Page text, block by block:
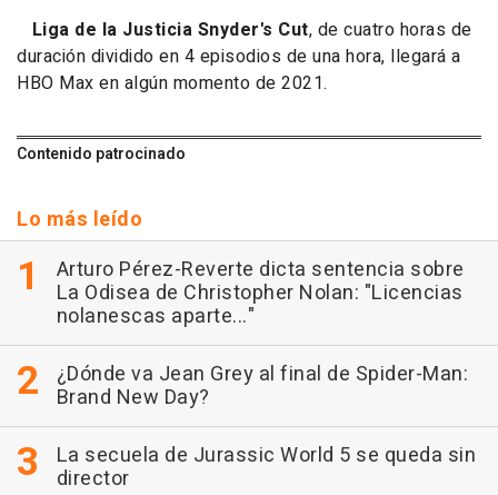
Liga de la Justicia Snyder's Cut, de cuatro horas de
duración dividido en 4 episodios de una hora, llegará a
HBO Max en algún momento de 2021.
Contenido patrocinado
Lo más leído
Arturo Pérez-Reverte dicta sentencia sobre
La Odisea de Christopher Nolan: "Licencias
nolanescas aparte..."
¿Dónde va Jean Grey al final de Spider-Man:
Brand New Day?
La secuela de Jurassic World 5 se queda sin
director